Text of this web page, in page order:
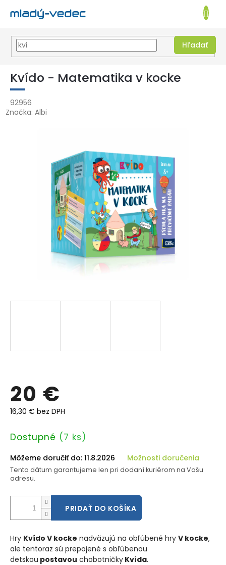
Prejsť
obsah
EUR
Hľadať
KOŠÍK
Kvído - Matematika v kocke
92956
Značka: Albi
20 €
16,30 € bez DPH
Jednotková
Dostupné (7 ks)
Môžeme doručiť do: 11.8.2026 Možnosti doručenia
Tento dátum garantujeme len pri dodaní kuriérom na Vašu
adresu.
PRIDAŤ DO KOŠÍKA
Hry Kvído V kocke nadväzujú na obľúbené hry V kocke,
ale tentoraz sú prepojené s obľúbenou
detskou postavou chobotničky Kvída.